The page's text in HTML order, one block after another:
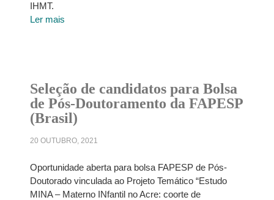
IHMT.
Ler mais
Seleção de candidatos para Bolsa
de Pós-Doutoramento da FAPESP
(Brasil)
20 OUTUBRO, 2021
Oportunidade aberta para bolsa FAPESP de Pós-
Doutorado vinculada ao Projeto Temático “Estudo
MINA – Materno INfantil no Acre: coorte de